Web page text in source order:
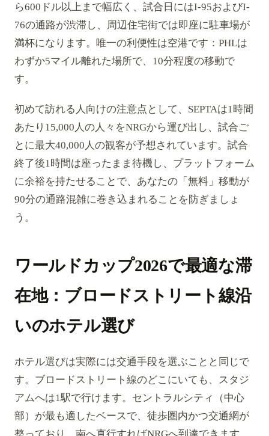
ら600ドル以上まで幅広く、試合日にはI-95およびI-
76の通路が渋滞し、周辺住宅街では即座に駐車場が
満杯になります。唯一の利便性は空港です：PHLは
わずか5マイル離れた場所で、10分程度の移動で
す。
初めて訪れる人向けの注意点として、SEPTAは1時間
あたり15,000人の人々をNRGから運び出し、試合ご
とに最大40,000人の観客が予想されています。試合
終了後1時間は座ったまま待機し、プラットフォーム
に余裕を持たせることで、あなたの「無料」移動が
90分の通路混雑に巻き込まれることを防ぎましょ
う。
ワールドカップ2026で最適な滞
在地：ブロードストリート線沿
いのホテル選び
ホテル選びは実際には交通手段を選ぶことと同じで
す。ブロードストリート線のどこにいても、スタジ
アムへは1駅で行けます。セントラルシティ（中心
部）が最も適したベースで、徒歩圏内かつ交通網が
整っており、南へ直行すればNRGへ到達できます。